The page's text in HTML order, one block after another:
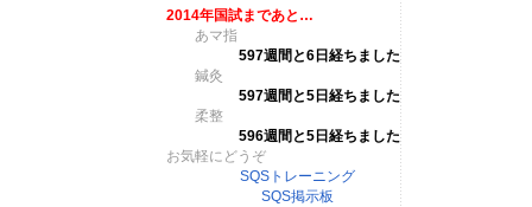
2014年国試まであと…
あマ指
597週間と6日経ちました
鍼灸
597週間と5日経ちました
柔整
596週間と5日経ちました
お気軽にどうぞ
SQSトレーニング
SQS掲示板